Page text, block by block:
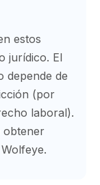
estos
jurídico. El
depende de
(por
laboral).
obtener